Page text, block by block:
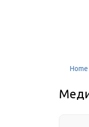
Home